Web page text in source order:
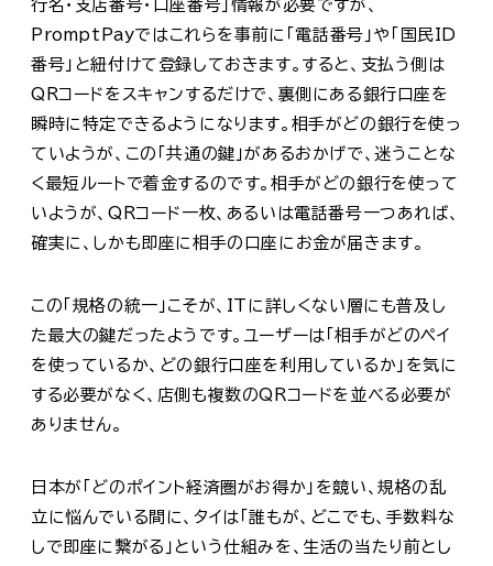
行名・支店番号・口座番号」情報が必要ですが、
PromptPayではこれらを事前に「電話番号」や「国民ID
番号」と紐付けて登録しておきます。すると、支払う側は
QRコードをスキャンするだけで、裏側にある銀行口座を
瞬時に特定できるようになります。相手がどの銀行を使っ
ていようが、この「共通の鍵」があるおかげで、迷うことな
く最短ルートで着金するのです。相手がどの銀行を使って
いようが、QRコード一枚、あるいは電話番号一つあれば、
確実に、しかも即座に相手の口座にお金が届きます。
この「規格の統一」こそが、ITに詳しくない層にも普及し
た最大の鍵だったようです。ユーザーは「相手がどのペイ
を使っているか、どの銀行口座を利用しているか」を気に
する必要がなく、店側も複数のQRコードを並べる必要が
ありません。
日本が「どのポイント経済圏がお得か」を競い、規格の乱
立に悩んでいる間に、タイは「誰もが、どこでも、手数料な
しで即座に繋がる」という仕組みを、生活の当たり前とし